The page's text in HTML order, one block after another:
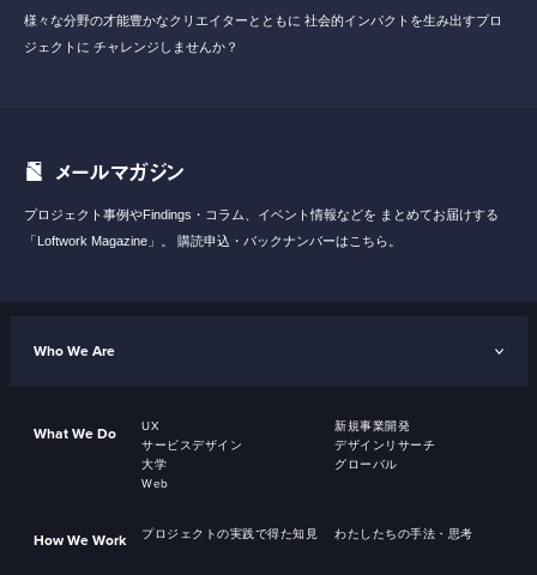
様々な分野の才能豊かなクリエイターとともに 社会的インパクトを生み出すプロ
ジェクトに チャレンジしませんか？
メールマガジン
プロジェクト事例やFindings・コラム、イベント情報などを まとめてお届けする
「Loftwork Magazine」。
購読申込・バックナンバーはこちら。
Who We Are
What We Do UX
新規事業開発
サービスデザイン
デザインリサーチ
大学
グローバル
Web
How We Work プロジェクトの実践で得た知見 わたしたちの手法・思考